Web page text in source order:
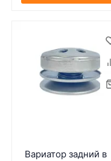
Вариатор задний в